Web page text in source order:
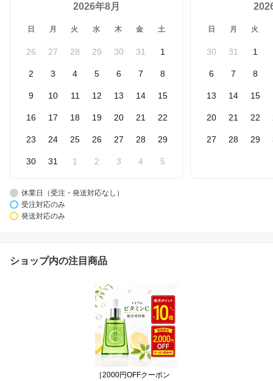
2026年8月
日 月 火 水 木 金 土
26 27 28 29 30 31 1
2 3 4 5 6 7 8
9 10 11 12 13 14 15
16 17 18 19 20 21 22
23 24 25 26 27 28 29
30 31 1 2 3 4 5
日 月 火
30 31 1
6 7 8
13 14 15
20 21 22
27 28 29
休業日（受注・発送対応なし）
受注対応のみ
発送対応のみ
ショップ内の注目商品
［2000円OFFクーポン